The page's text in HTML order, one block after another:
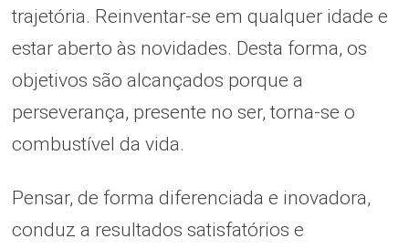
trajetória. Reinventar-se em qualquer idade e
estar aberto às novidades. Desta forma, os
objetivos são alcançados porque a
perseverança, presente no ser, torna-se o
combustível da vida.
Pensar, de forma diferenciada e inovadora,
conduz a resultados satisfatórios e